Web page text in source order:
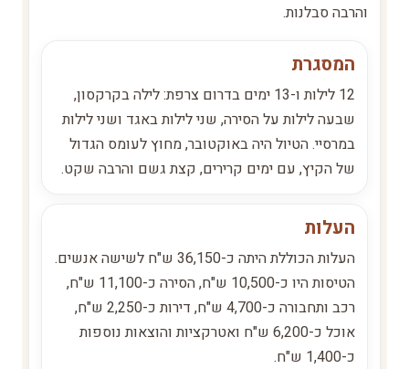
והרבה סבלנות.
המסגרת
12 לילות ו-13 ימים בדרום צרפת: לילה בקרקסון,
שבעה לילות על הסירה, שני לילות באגד ושני לילות
במרסיי. הטיול היה באוקטובר, מחוץ לעומס הגדול
של הקיץ, עם ימים קרירים, קצת גשם והרבה שקט.
העלות
העלות הכוללת היתה כ-36,150 ש"ח לשישה אנשים.
הטיסות היו כ-10,500 ש"ח, הסירה כ-11,100 ש"ח,
רכב ותחבורה כ-4,700 ש"ח, דירות כ-2,250 ש"ח,
אוכל כ-6,200 ש"ח ואטרקציות והוצאות נוספות
כ-1,400 ש"ח.